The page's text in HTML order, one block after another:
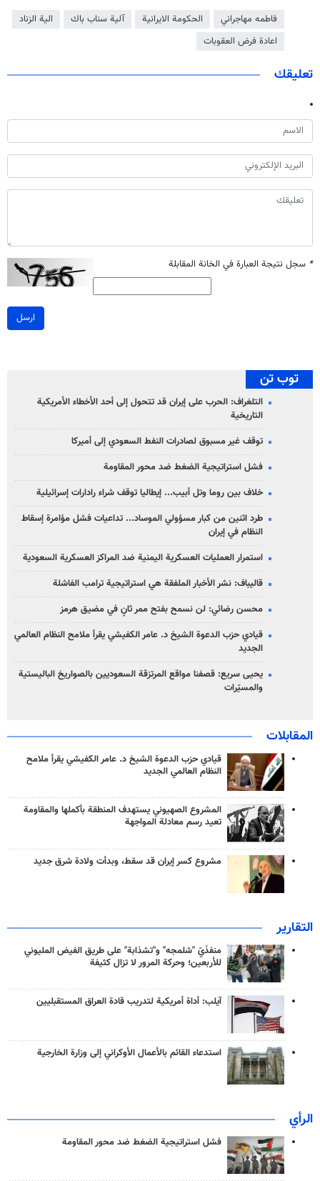
فاطمه مهاجراني الحكومة الايرانية آلية سناب باك
الية الزناد
اعادة فرض العقوبات
تعليقك
* سجل نتيجة العبارة في الخانة المقابلة
ارسل
توب تن
التلغراف: الحرب على إيران قد تتحول إلى أحد الأخطاء الأمريكية
التاريخية
توقف غير مسبوق لصادرات النفط السعودي إلى أميركا
فشل استراتيجية الضغط ضد محور المقاومة
خلاف بين روما وتل أبيب... إيطاليا توقف شراء رادارات إسرائيلية
طرد اثنين من كبار مسؤولي الموساد... تداعيات فشل مؤامرة إسقاط
النظام في إيران
استمرار العمليات العسكرية اليمنية ضد المراكز العسكرية السعودية
قاليباف: نشر الأخبار الملفقة هي استراتيجية ترامب الفاشلة
محسن رضائي: لن نسمح بفتح ممر ثانٍ في مضيق هرمز
قيادي حزب الدعوة الشيخ د. عامر الكفيشي يقرأ ملامح النظام العالمي
الجديد
يحيى سريع: قصفنا مواقع المرتزقة السعوديين بالصواريخ الباليستية
والمسيّرات
المقابلات
قيادي حزب الدعوة الشيخ د. عامر الكفيشي يقرأ ملامح
النظام العالمي الجديد
المشروع الصهيوني يستهدف المنطقة بأكملها والمقاومة
تعيد رسم معادلة المواجهة
مشروع كسر إيران قد سقط، وبدأت ولادة شرق جديد
التقارير
منفذَيّ "شلمجه" و"تشذابة" على طريق الفيض المليوني
للأربعين؛ وحركة المرور لا تزال كثيفة
آيلب: أداة أمريكية لتدريب قادة العراق المستقبليين
استدعاء القائم بالأعمال الأوكراني إلى وزارة الخارجية
الرأي
فشل استراتيجية الضغط ضد محور المقاومة